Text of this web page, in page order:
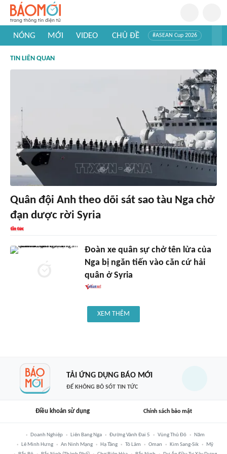
NÓNG MỚI VIDEO CHỦ ĐỀ #ASEAN Cup 2026
#Khám phá thế giới
TIN LIÊN QUAN
Quân đội Anh theo dõi sát sao tàu Nga chở
đạn dược rời Syria
Đoàn xe quân sự chở tên lửa của
Nga bị ngăn tiến vào căn cứ hải
quân ở Syria
XEM THÊM
TẢI ỨNG DỤNG BÁO MỚI
ĐỂ KHÔNG BỎ SÓT TIN TỨC
Điều khoản sử dụng Chính sách bảo mật
Doanh Nghiệp Liên Bang Nga Đường Vành Đai 5 Vùng Thủ Đô
Năm
Lê Minh Hưng
An Ninh Mạng Hạ Tầng Tô Lâm Oman Kim Sang-Sik
Mỹ